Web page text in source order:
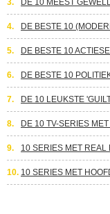
3. DE 10 MEEST
4. DE BESTE 10
5. DE BESTE 10
6. DE BESTE 10
7. DE 10 LEUKSTE
8. DE 10 TV-SERIES
9. 10 SERIES MET REAL
10. 10 SERIES MET